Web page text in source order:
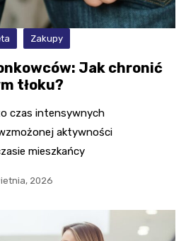
Zakupy
Jak chronić
tłoku?
czas intensywnych
aktywności
mieszkańcy
2026